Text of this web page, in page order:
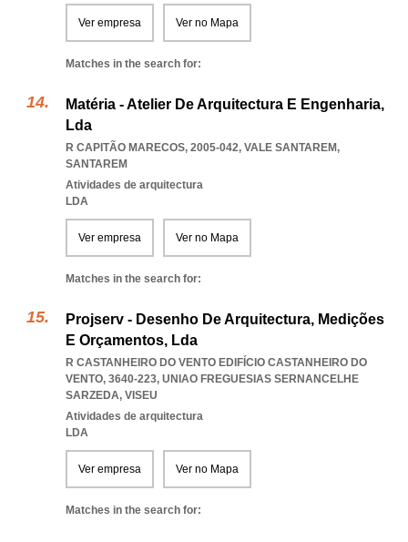
Ver empresa Ver no Mapa
Matches in the search for:
Matéria - Atelier De Arquitectura E Engenharia,
Lda
R CAPITÃO MARECOS, 2005-042, VALE SANTAREM,
SANTAREM
Atividades de arquitectura
LDA
Ver empresa Ver no Mapa
Matches in the search for:
Projserv - Desenho De Arquitectura, Medições
E Orçamentos, Lda
R CASTANHEIRO DO VENTO EDIFÍCIO CASTANHEIRO DO
VENTO, 3640-223, UNIAO FREGUESIAS SERNANCELHE
SARZEDA, VISEU
Atividades de arquitectura
LDA
Ver empresa Ver no Mapa
Matches in the search for: